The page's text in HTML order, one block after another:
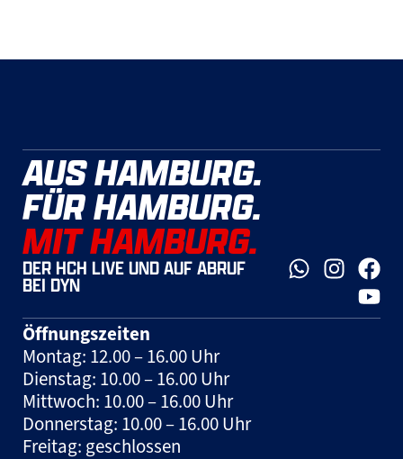
AUS HAMBURG.
FÜR HAMBURG.
MIT HAMBURG.
DER HCH LIVE UND AUF ABRUF
BEI DYN
Öffnungszeiten
Montag: 12.00 – 16.00 Uhr
Dienstag: 10.00 – 16.00 Uhr
Mittwoch: 10.00 – 16.00 Uhr
Donnerstag: 10.00 – 16.00 Uhr
Freitag: geschlossen